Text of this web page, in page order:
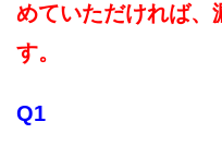
めていただければ、
す。
Q1